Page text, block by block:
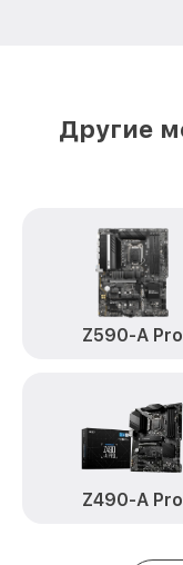
Другие
Z590-A Pro
Z490-A Pro